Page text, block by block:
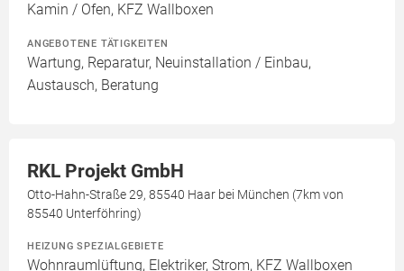
Kamin / Ofen, KFZ Wallboxen
ANGEBOTENE TÄTIGKEITEN
Wartung, Reparatur, Neuinstallation / Einbau,
Austausch, Beratung
RKL Projekt GmbH
Otto-Hahn-Straße 29, 85540 Haar bei München (7km von
85540 Unterföhring)
HEIZUNG SPEZIALGEBIETE
Wohnraumlüftung, Elektriker, Strom, KFZ Wallboxen